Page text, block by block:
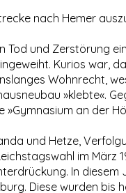
nach Hemer
Tod und Zerstörung
Kurios war,
Wohnrecht,
»klebte«.
an der
und Hetze,
im März
In diesem
Diese wurden bis